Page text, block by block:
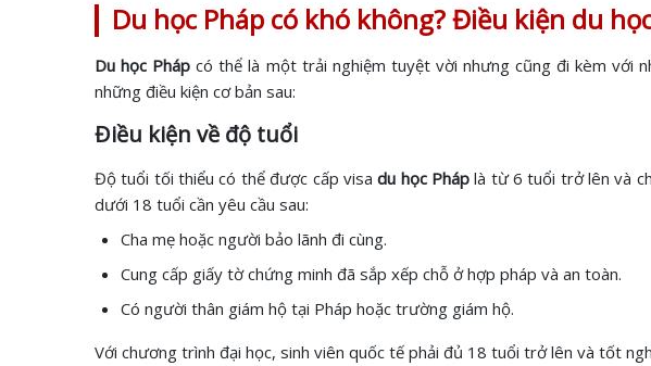
Du học Pháp có khó không? Điều kiện du
Du học Pháp có thể là một trải nghiệm tuyệt vời nhưng cũng đi kèm với
những điều kiện cơ bản sau:
Điều kiện về độ tuổi
Độ tuổi tối thiểu có thể được cấp visadu học Pháplà từ 6 tuổi trở lên và
dưới 18 tuổi cần yêu cầu sau:
Cha mẹ hoặc người bảo lãnh đi cùng.
Cung cấp giấy tờ chứng minh đã sắp xếp chỗ ở hợp pháp và an toàn.
Có người thân giám hộ tại Pháp hoặc trường giám hộ.
Với chương trình đại học, sinh viên quốc tế phải đủ 18 tuổi trở lên và tốt